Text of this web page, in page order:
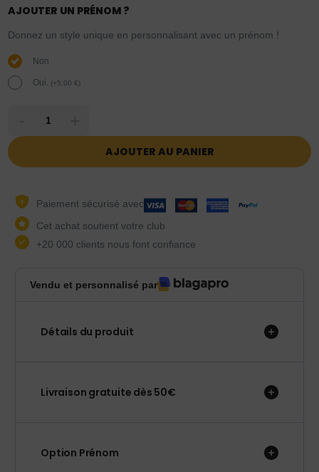
AJOUTER UN PRÉNOM ?
Donnez un style unique en personnalisant avec un prénom !
Non
Oui. (+5,00€)
AJOUTER AU PANIER
Paiement sécurisé avec
Cet achat soutient votre club
+20 000 clients nous font confiance
Vendu et personnalisé par
Détails du produit
Livraison gratuite dès 50€
Option Prénom